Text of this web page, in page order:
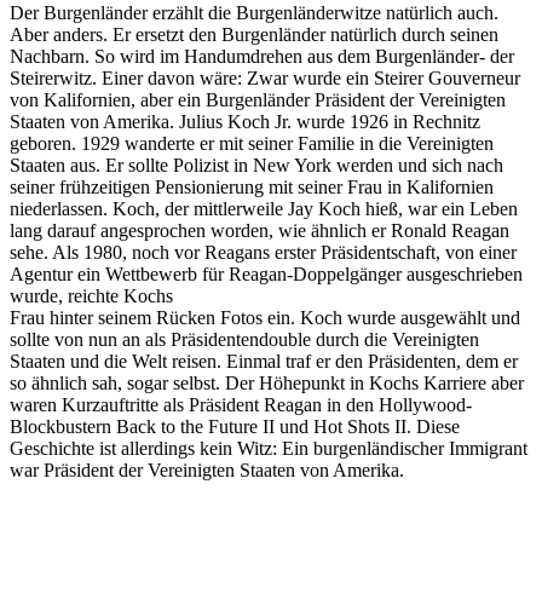
Der Burgenländer erzählt die Burgenländerwitze natürlich auch.
Aber anders. Er ersetzt den Burgenländer natürlich durch seinen
Nachbarn. So wird im Handumdrehen aus dem Burgenländer- der
Steirerwitz. Einer davon wäre: Zwar wurde ein Steirer Gouverneur
von Kalifornien, aber ein Burgenländer Präsident der Vereinigten
Staaten von Amerika. Julius Koch Jr. wurde 1926 in Rechnitz
geboren. 1929 wanderte er mit seiner Familie in die Vereinigten
Staaten aus. Er sollte Polizist in New York werden und sich nach
seiner frühzeitigen Pensionierung mit seiner Frau in Kalifornien
niederlassen. Koch, der mittlerweile Jay Koch hieß, war ein Leben
lang darauf angesprochen worden, wie ähnlich er Ronald Reagan
sehe. Als 1980, noch vor Reagans erster Präsidentschaft, von einer
Agentur ein Wettbewerb für Reagan-Doppelgänger ausgeschrieben
wurde, reichte Kochs
Frau hinter seinem Rücken Fotos ein. Koch wurde ausgewählt und
sollte von nun an als Präsidentendouble durch die Vereinigten
Staaten und die Welt reisen. Einmal traf er den Präsidenten, dem er
so ähnlich sah, sogar selbst. Der Höhepunkt in Kochs Karriere aber
waren Kurzauftritte als Präsident Reagan in den Hollywood-
Blockbustern Back to the Future II und Hot Shots II. Diese
Geschichte ist allerdings kein Witz: Ein burgenländischer Immigrant
war Präsident der Vereinigten Staaten von Amerika.